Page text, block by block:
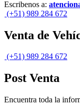
Escribenos a:
(+51) 989 284 672
Venta de
(+51) 989 284 672
Post Venta